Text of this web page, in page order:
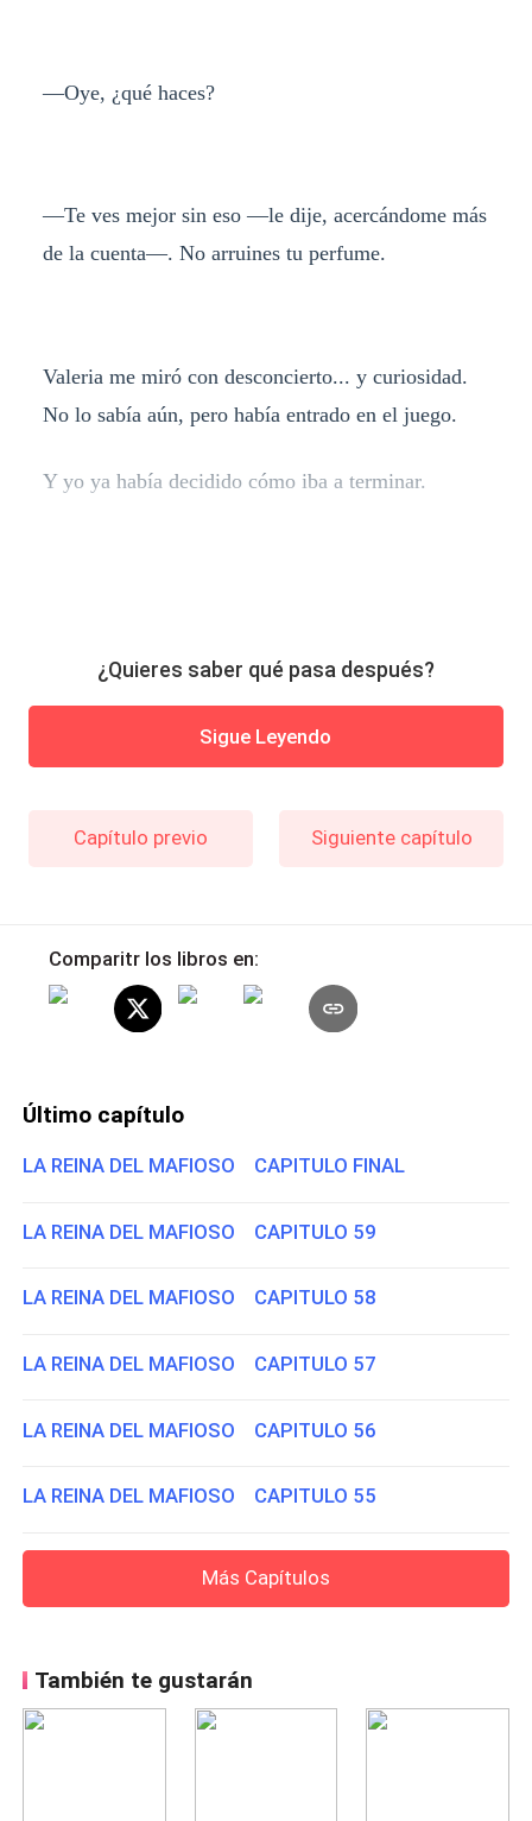
—Oye, ¿qué haces?
—Te ves mejor sin eso —le dije, acercándome más
de la cuenta—. No arruines tu perfume.
Valeria me miró con desconcierto... y curiosidad.
No lo sabía aún, pero había entrado en el juego.
Y yo ya había decidido cómo iba a terminar.
¿Quieres saber qué pasa después?
Sigue Leyendo
Capítulo previo Siguiente capítulo
Comparitr los libros en:
Último capítulo
LA REINA DEL MAFIOSO CAPITULO FINAL
LA REINA DEL MAFIOSO CAPITULO 59
LA REINA DEL MAFIOSO CAPITULO 58
LA REINA DEL MAFIOSO CAPITULO 57
LA REINA DEL MAFIOSO CAPITULO 56
LA REINA DEL MAFIOSO CAPITULO 55
Más Capítulos
También te gustarán